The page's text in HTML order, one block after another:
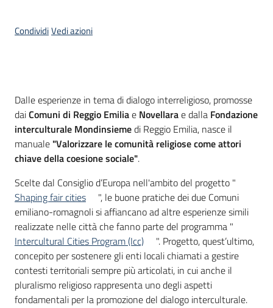
Seguici
CondividiVedi azioni
Introduzione
Dalle esperienze in tema di dialogo interreligioso, promosse
daiComuni di Reggio Emiliae Novellarae dalla Fondazione
interculturale Mondinsiemedi Reggio Emilia, nasce il
manuale "Valorizzare le comunità religiose come attori
chiave della coesione sociale".
Scelte dal Consiglio d’Europa nell'ambito del progetto "
Shaping fair cities
", le buone pratiche dei due Comuni
emiliano-romagnoli si affiancano ad altre esperienze simili
realizzate nelle città che fanno parte del programma "
Intercultural Cities Program (Icc)
". Progetto, quest’ultimo,
concepito per sostenere gli enti locali chiamati a gestire
contesti territoriali sempre più articolati, in cui anche il
pluralismo religioso rappresenta uno degli aspetti
fondamentali per la promozione del dialogo interculturale.